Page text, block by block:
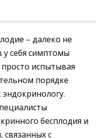
– далеко не
себя симптомы
испытывая
порядке
эндокринологу.
бесплодия и
с